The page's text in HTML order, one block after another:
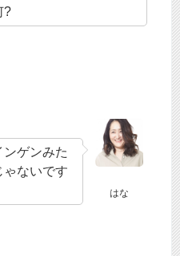
?
はな
ンゲンみた
ゃないです